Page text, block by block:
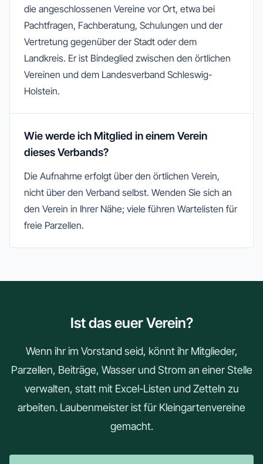
die angeschlossenen Vereine vor Ort, etwa bei
Pachtfragen, Fachberatung, Schulungen und der
Vertretung gegenüber der Stadt oder dem
Landkreis. Er ist Bindeglied zwischen den örtlichen
Vereinen und dem Landesverband Schleswig-
Holstein.
Wie werde ich Mitglied in einem Verein
dieses Verbands?
Die Aufnahme erfolgt über den örtlichen Verein,
nicht über den Verband selbst. Wenden Sie sich an
den Verein in Ihrer Nähe; viele führen Wartelisten für
freie Parzellen.
Ist das euer Verein?
Wenn ihr im Vorstand seid, könnt ihr Mitglieder,
Parzellen, Beiträge, Wasser und Strom an einer Stelle
verwalten, statt mit Excel-Listen und Zetteln zu
arbeiten. Laubenmeister ist für Kleingartenvereine
gemacht.